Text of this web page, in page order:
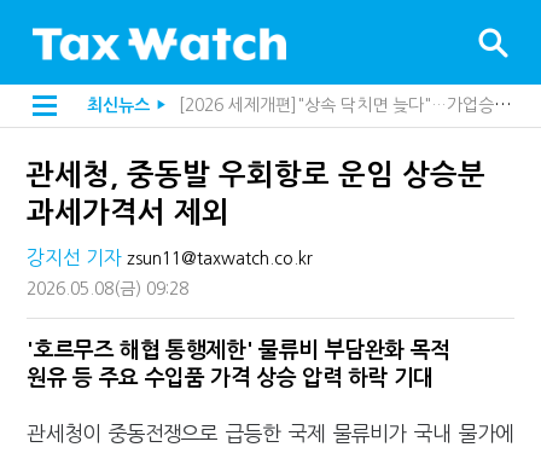
최신뉴스 ▶
[2026 세제개편]"상속 닥치면 늦다"…가업승계 성패, 시간에 달렸다
[2026 세제개편]종부세는 집값, 가업상속은 기술…납세자가 꼭 볼 5가지
"3.3% 시대 끝...세무플랫폼 사업모델 흔들린다"
배달라이더 원천징수 세금 인하…환급 플랫폼 수익성 악화될까
관세청, 중동발 우회항로 운임 상승분
과세가격서 제외
강지선 기자 zsun11@taxwatch.co.kr
2026.05.08(금) 09:28
'호르무즈 해협 통행제한' 물류비 부담완화 목적
원유 등 주요 수입품 가격 상승 압력 하락 기대
관세청이 중동전쟁으로 급등한 국제 물류비가 국내 물가에